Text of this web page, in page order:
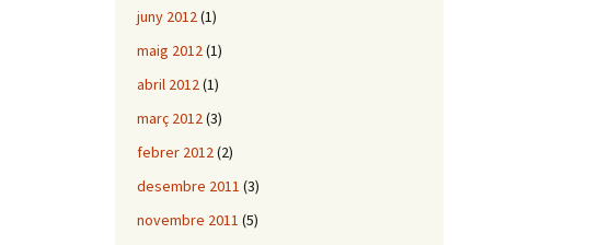
juny 2012(1)
maig 2012(1)
abril 2012(1)
març 2012(3)
febrer 2012(2)
desembre 2011 (3)
novembre 2011 (5)